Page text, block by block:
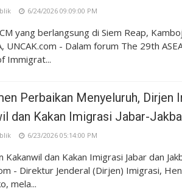
6/24/2026 09:09:00 PM
yang berlangsung di Siem Reap,
UNCAK.com - Dalam forum The 29th
Immigrat...
Perbaikan Menyeluruh, Dirjen
dan Kakan Imigrasi Jabar-
6/23/2026 05:14:00 PM
Kakanwil dan Kakan Imigrasi Jabar dan
- Direktur Jenderal (Dirjen) Imigrasi,
mela...